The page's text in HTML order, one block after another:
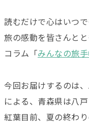
読むだけで心はいつで
旅の感動を皆さんと
コラム「みんなの旅
今回お届けするのは
による、青森県は八戸
紅葉目前、夏の終わり